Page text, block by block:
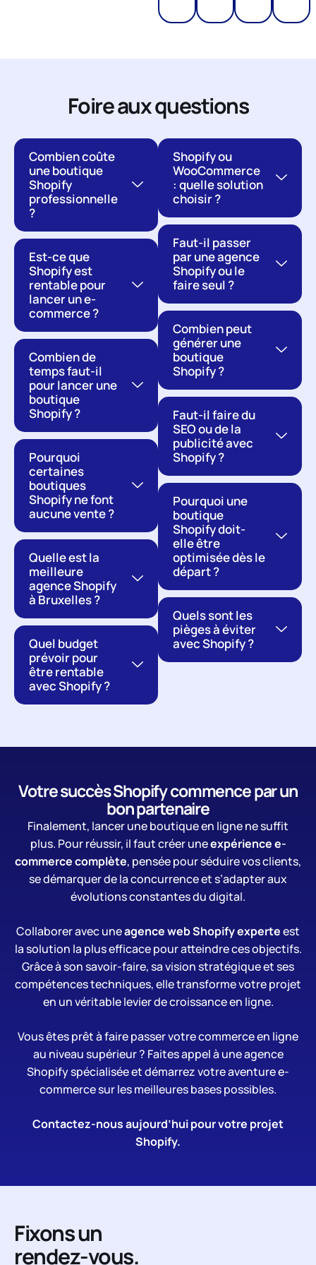
Foire aux questions
Combien coûte
une boutique
Shopify
professionnelle
?
Est-ce que
Shopify est
rentable pour
lancer un e-
commerce ?
Combien de
temps faut-il
pour lancer une
boutique
Shopify ?
Pourquoi
certaines
boutiques
Shopify ne font
aucune vente ?
Quelle est la
meilleure
agence Shopify
à Bruxelles ?
Quel budget
prévoir pour
être rentable
avec Shopify ?
Shopify ou
WooCommerce
: quelle solution
choisir ?
Faut-il passer
par une agence
Shopify ou le
faire seul ?
Combien peut
générer une
boutique
Shopify ?
Faut-il faire du
SEO ou de la
publicité avec
Shopify ?
Pourquoi une
boutique
Shopify doit-
elle être
optimisée dès le
départ ?
Quels sont les
pièges à éviter
avec Shopify ?
Votre succès Shopify commence par un
bon partenaire
Finalement, lancer une boutique en ligne ne suffit
plus. Pour réussir, il faut créer uneexpérience e-
commerce complète, pensée pour séduire vos clients,
se démarquer de la concurrence et s’adapter aux
évolutions constantes du digital.
Collaborer avec uneagence web Shopify experteest
la solution la plus efficace pour atteindre ces objectifs.
Grâce à son savoir-faire, sa vision stratégique et ses
compétences techniques, elle transforme votre projet
en un véritable levier de croissance en ligne.
Vous êtes prêt à faire passer votre commerce en ligne
au niveau supérieur ? Faites appel à une agence
Shopify spécialisée et démarrez votre aventure e-
commerce sur les meilleures bases possibles.
Contactez-nous aujourd’hui pour votre projet
Shopify.
Fixons un
rendez-vous.